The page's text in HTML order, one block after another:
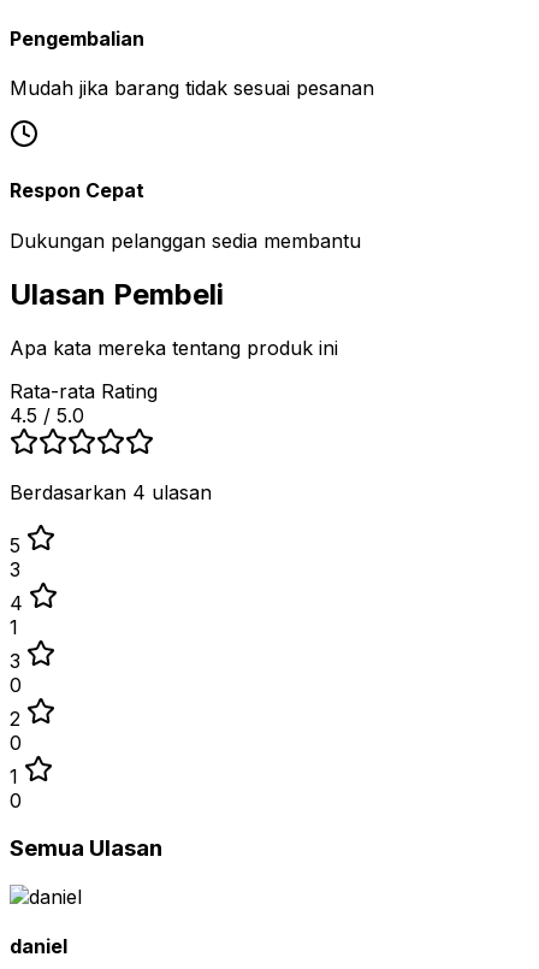
Pengembalian
Mudah jika barang tidak sesuai pesanan
Respon Cepat
Dukungan pelanggan sedia membantu
Ulasan Pembeli
Apa kata mereka tentang produk ini
Rata-rata Rating
4.5 / 5.0
Berdasarkan 4 ulasan
5
3
4
1
3
0
2
0
1
0
Semua Ulasan
daniel